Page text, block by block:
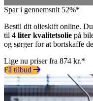
Spar i gennemsnit 52%*
Bestil dit olieskift online.
til 4 liter kvalitetsolie på
og sørger for at bortskaffe
Lige nu priser fra 874 kr.*
Få tilbud